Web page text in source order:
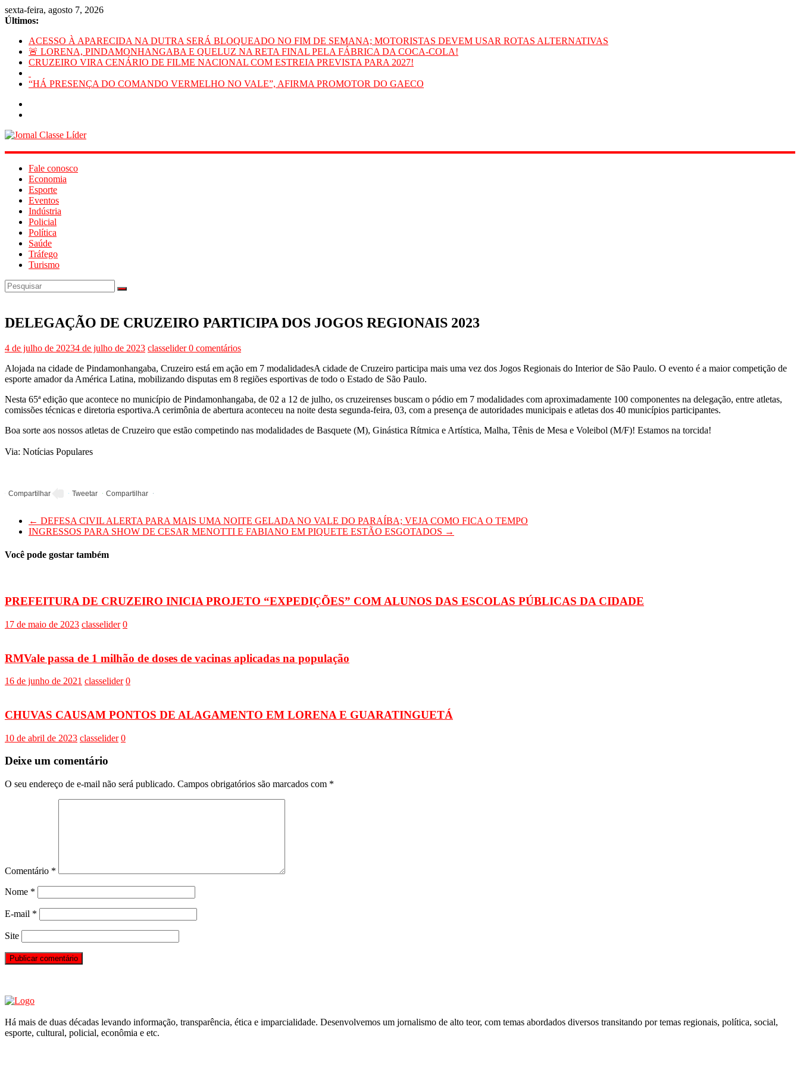
sexta-feira, agosto 7, 2026
Últimos:
ACESSO À APARECIDA NA DUTRA SERÁ BLOQUEADO NO FIM DE SEMANA; MOTORISTAS DEVEM USAR ROTAS ALTERNATIVAS
🚨 LORENA, PINDAMONHANGABA E QUELUZ NA RETA FINAL PELA FÁBRICA DA COCA-COLA!
CRUZEIRO VIRA CENÁRIO DE FILME NACIONAL COM ESTREIA PREVISTA PARA 2027!
“HÁ PRESENÇA DO COMANDO VERMELHO NO VALE”, AFIRMA PROMOTOR DO GAECO
Jornal
Classe
Líder
notícias
Cruzeiro
e
região
Fale conosco
Economia
Esporte
Eventos
Indústria
Policial
Política
Saúde
Tráfego
Turismo
DELEGAÇÃO DE CRUZEIRO PARTICIPA DOS JOGOS REGIONAIS 2023
4 de julho de 20234 de julho de 2023 classelider0 comentários
Alojada na cidade de Pindamonhangaba, Cruzeiro está em ação em 7 modalidadesA cidade de Cruzeiro participa mais uma vez dos Jogos Regionais do Interior de São Paulo. O evento é a maior competição de
esporte amador da América Latina, mobilizando disputas em 8 regiões esportivas de todo o Estado de São Paulo.
Nesta 65ª edição que acontece no município de Pindamonhangaba, de 02 a 12 de julho, os cruzeirenses buscam o pódio em 7 modalidades com aproximadamente 100 componentes na delegação, entre atletas,
comissões técnicas e diretoria esportiva.A cerimônia de abertura aconteceu na noite desta segunda-feira, 03, com a presença de autoridades municipais e atletas dos 40 municípios participantes.
Boa sorte aos nossos atletas de Cruzeiro que estão competindo nas modalidades de Basquete (M), Ginástica Rítmica e Artística, Malha, Tênis de Mesa e Voleibol (M/F)! Estamos na torcida!
Via: Notícias Populares
← DEFESA CIVIL ALERTA PARA MAIS UMA NOITE GELADA NO VALE DO PARAÍBA; VEJA COMO FICA O TEMPO
INGRESSOS PARA SHOW DE CESAR MENOTTI E FABIANO EM PIQUETE ESTÃO ESGOTADOS →
Você pode gostar também
PREFEITURA DE CRUZEIRO INICIA PROJETO “EXPEDIÇÕES” COM ALUNOS DAS ESCOLAS PÚBLICAS DA CIDADE
17 de maio de 2023 classelider 0
RMVale passa de 1 milhão de doses de vacinas aplicadas na população
16 de junho de 2021 classelider 0
CHUVAS CAUSAM PONTOS DE ALAGAMENTO EM LORENA E GUARATINGUETÁ
10 de abril de 2023 classelider 0
Deixe um comentário
O seu endereço de e-mail não será publicado. Campos obrigatórios são marcados com *
Comentário *
Nome *
E-mail *
Site
Há mais de duas décadas levando informação, transparência, ética e imparcialidade. Desenvolvemos um jornalismo de alto teor, com temas abordados diversos transitando por temas regionais, política, social,
esporte, cultural, policial, econômia e etc.